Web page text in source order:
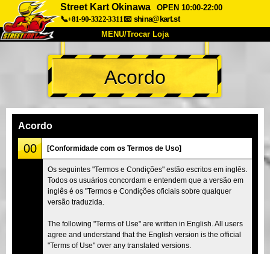
Street Kart Okinawa
OPEN 10:00-22:00
📞+81-90-3322-3311📧 shina@kart.st
MENU/Trocar Loja
INÍCIO
Sobre Especificações Preços
Empresa
Tokyo Shinagawa Tokyo Akihabara#1
Tokyo Akihabara#2 Tokyo Shibuya
Tokyo Shibuya Annex
Tokyo Asakusa Osaka
Okinawa
Acordo
Acordo
00 [Conformidade com os Termos de Uso]
Os seguintes "Termos e Condições" estão escritos em inglês.
Todos os usuários concordam e entendem que a versão em
inglês é os "Termos e Condições oficiais sobre qualquer
versão traduzida.
The following "Terms of Use" are written in English. All users
agree and understand that the English version is the official
"Terms of Use" over any translated versions.